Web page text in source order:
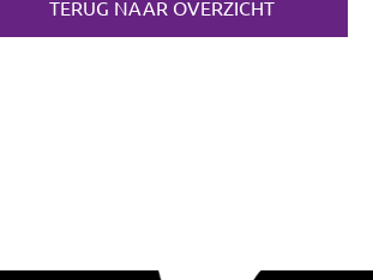
TERUG NAAR OVERZICHT